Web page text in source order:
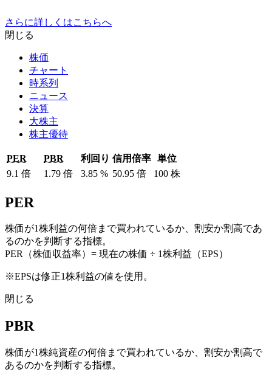
さらに詳しくはこちらへ
閉じる
株価
チャート
時系列
ニュース
決算
大株主
株主優待
PER PBR 利回り 信用倍率 単位
9.1 倍 1.79 倍 3.85 % 50.95 倍 100 株
PER
株価が1株利益の何倍まで買われているか、割安か割高であ
るのかを判断する指標。
PER（株価収益率）= 現在の株価 ÷ 1株利益（EPS）
※EPSは修正1株利益の値を使用。
閉じる
PBR
株価が1株純資産の何倍まで買われているか、割安か割高で
あるのかを判断する指標。